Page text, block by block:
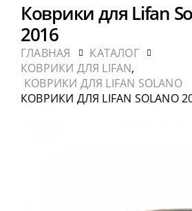
Коврики для Lifan
2016
ГЛАВНАЯ
КАТАЛОГ
КОВРИКИ ДЛЯ LIFAN,
КОВРИКИ ДЛЯ LIFAN SOLANO
КОВРИКИ ДЛЯ LIFAN SOLANO